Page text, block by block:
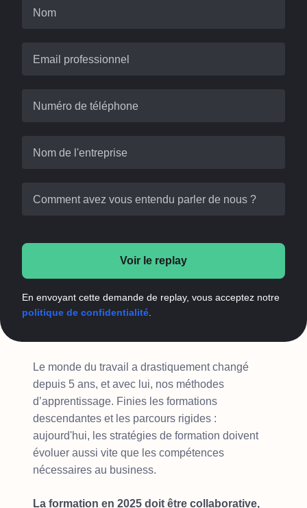
Nom
Email professionnel
Numéro de téléphone
Nom de l'entreprise
Comment avez vous entendu parler de nous ?
Voir le replay
En envoyant cette demande de replay, vous acceptez notre
politique de confidentialité
Le monde du travail a drastiquement changé
depuis 5 ans, et avec lui, nos méthodes
d’apprentissage. Finies les formations
descendantes et les parcours rigides :
aujourd'hui, les stratégies de formation doivent
évoluer aussi vite que les compétences
nécessaires au business.
La formation en 2025 doit être collaborative,